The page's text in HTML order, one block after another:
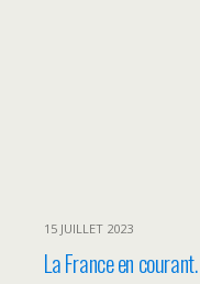
15 JUILLET 2023
La France en courant.